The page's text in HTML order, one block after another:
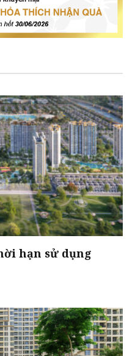
hạn sử dụng